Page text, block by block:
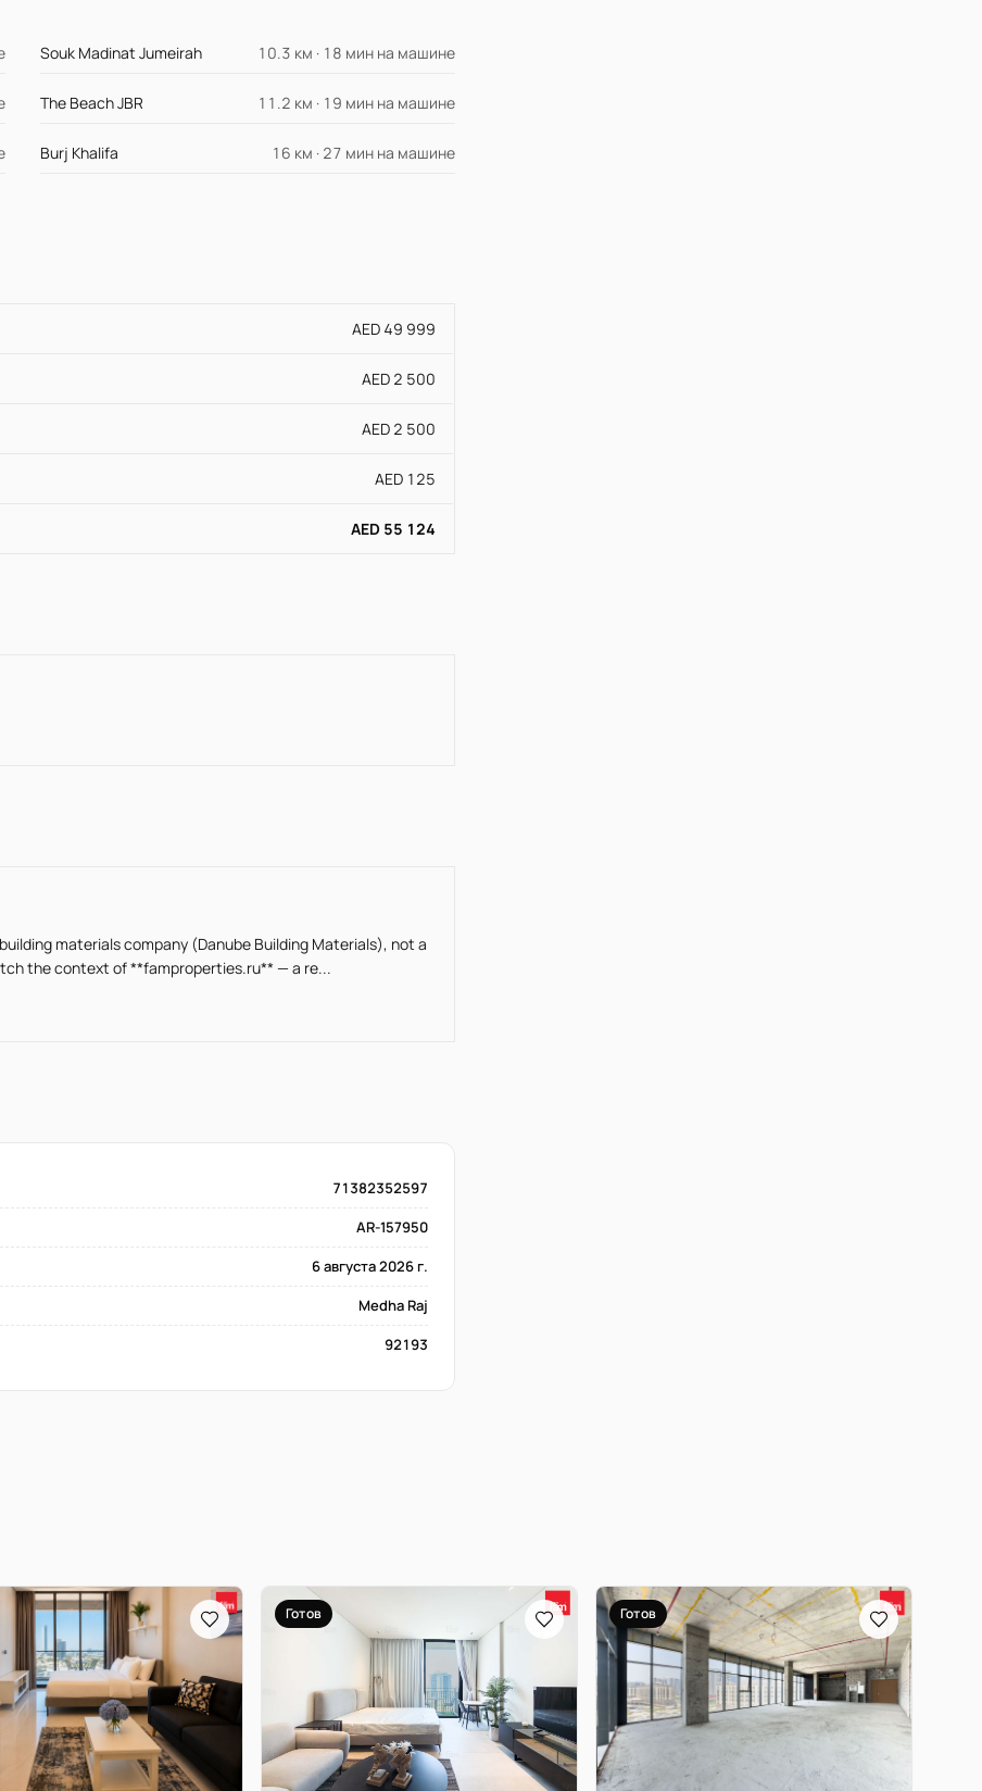
Souk Madinat Jumeirah 10.3 км · 18 мин на машине
The Beach JBR 11.2 км · 19 мин на машине
Burj Khalifa 16 км · 27 мин на машине
AED 49 999
AED 2 500
AED 2 500
AED 125
AED 55 124
materials company (Danube Building Materials), not a
the context of **famproperties.ru** — a re...
71382352597
AR-157950
6 августа 2026 г.
Medha Raj
92193
Готов Готов